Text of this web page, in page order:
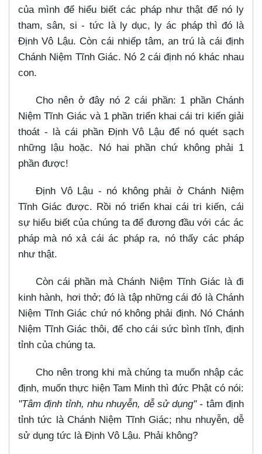
của mình để hiểu biết các pháp như thật để nó ly
tham, sân, si - tức là ly dục, ly ác pháp thì đó là
Định Vô Lậu. Còn cái nhiếp tâm, an trú là cái định
Chánh Niệm Tĩnh Giác. Nó 2 cái định nó khác nhau
con.
Cho nên ở đây nó 2 cái phần: 1 phần Chánh
Niệm Tĩnh Giác và 1 phần triển khai cái tri kiến giải
thoát - là cái phần Định Vô Lậu để nó quét sạch
những lậu hoặc. Nó hai phần chứ không phải 1
phần được!
Định Vô Lậu - nó không phải ở Chánh Niệm
Tĩnh Giác được. Rồi nó triển khai cái tri kiến, cái
sự hiểu biết của chúng ta để đương đầu với các ác
pháp mà nó xả cái ác pháp ra, nó thấy các pháp
như thật.
Còn cái phần mà Chánh Niệm Tĩnh Giác là đi
kinh hành, hơi thở; đó là tập những cái đó là Chánh
Niệm Tĩnh Giác chứ nó không phải định. Nó Chánh
Niệm Tĩnh Giác thôi, để cho cái sức bình tĩnh, định
tỉnh của chúng ta.
Cho nên trong khi mà chúng ta muốn nhập các
định, muốn thực hiện Tam Minh thì đức Phật có nói:
"Tâm định tỉnh, nhu nhuyễn, dễ sử dụng" - tâm định
tỉnh tức là Chánh Niệm Tĩnh Giác; nhu nhuyễn, dễ
sử dụng tức là Định Vô Lậu. Phải không?